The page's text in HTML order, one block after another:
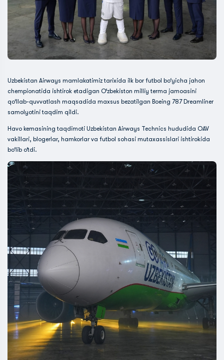
Uzbekistan Airways mamlakatimiz tarixida ilk bor futbol bo‘yicha jahon
chempionatida ishtirok etadigan O‘zbekiston milliy terma jamoasini
qo‘llab-quvvatlash maqsadida maxsus bezatilgan Boeing 787 Dreamliner
samolyotini taqdim qildi.
Havo kemasining taqdimoti Uzbekistan Airways Technics hududida OAV
vakillari, blogerlar, hamkorlar va futbol sohasi mutaxassislari ishtirokida
bo‘lib o‘tdi.